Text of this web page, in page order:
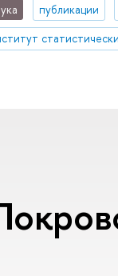
публикации